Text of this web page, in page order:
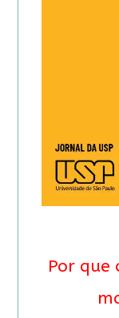
Por que